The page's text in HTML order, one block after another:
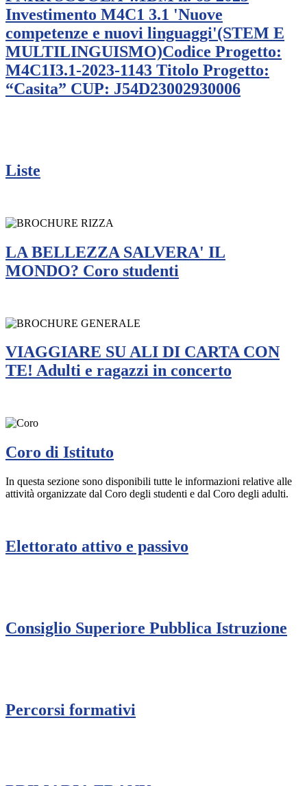
Investimento M4C1 3.1 'Nuove
competenze e nuovi linguaggi'(STEM E
MULTILINGUISMO)Codice Progetto:
M4C1I3.1-2023-1143 Titolo Progetto:
“Casita” CUP: J54D23002930006
Liste
LA BELLEZZA SALVERA' IL
MONDO? Coro studenti
VIAGGIARE SU ALI DI CARTA CON
TE! Adulti e ragazzi in concerto
Coro di Istituto
In questa sezione sono disponibili tutte le informazioni relative alle
attività organizzate dal Coro degli studenti e dal Coro degli adulti.
Elettorato attivo e passivo
Consiglio Superiore Pubblica Istruzione
Percorsi formativi